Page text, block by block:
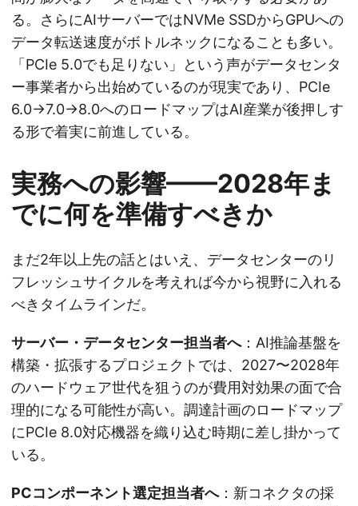
る。さらにAIサーバーではNVMe SSDからGPUへの
データ転送速度がボトルネックになることも多い。
「PCIe 5.0でも足りない」という声がデータセンタ
ー事業者から出始めているのが現実であり、PCIe
6.0→7.0→8.0へのロードマップはAI産業が後押しす
る形で着実に前進している。
実務への影響——2028年ま
でに何を準備すべきか
まだ2年以上先の話とはいえ、データセンターのリ
フレッシュサイクルを考えれば今から視野に入れる
べきタイムラインだ。
サーバー・データセンター担当者へ：AI推論基盤を
構築・拡張するプロジェクトでは、2027〜2028年
のハードウェア世代を狙うのが費用対効果の面で合
理的になる可能性が高い。調達計画のロードマップ
にPCIe 8.0対応機器を織り込む時期に差し掛かって
いる。
PCコンポーネント選定担当者へ：新コネクタの採